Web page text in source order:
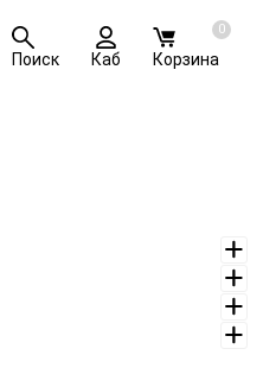
Поиск Каб
0
Корзина